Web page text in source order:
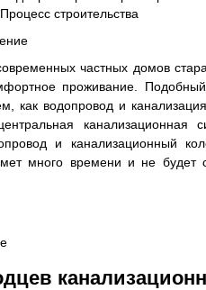
строительства
частных домов
проживание.
как водопровод и
и канализационный
много времени и не будет